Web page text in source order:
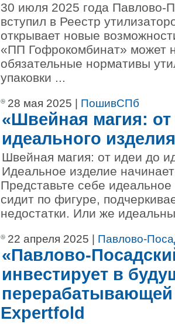
30 июля 2025 года Павлово-
вступил в Реестр
открывает новые
«ПП Гофрокомбинат» может
обязательные нормативы
упаковки ...
28 мая 2025 | ПошивСПб
«Швейная магия:
идеального
Швейная магия: от идеи до
Идеальное изделие
Представьте себе
сидит по фигуре,
недостатки. Или же
22 апреля 2025 | Павлово-
«Павлово-
инвестирует в
перерабатывающей
Expertfold